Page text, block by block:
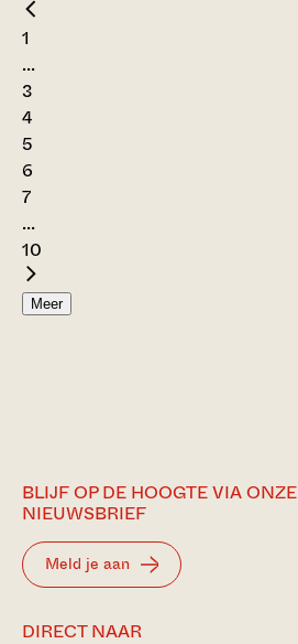
1
...
3
4
5
6
7
...
10
Meer
BLIJF OP DE HOOGTE VIA ONZE
NIEUWSBRIEF
Meld je aan
DIRECT NAAR